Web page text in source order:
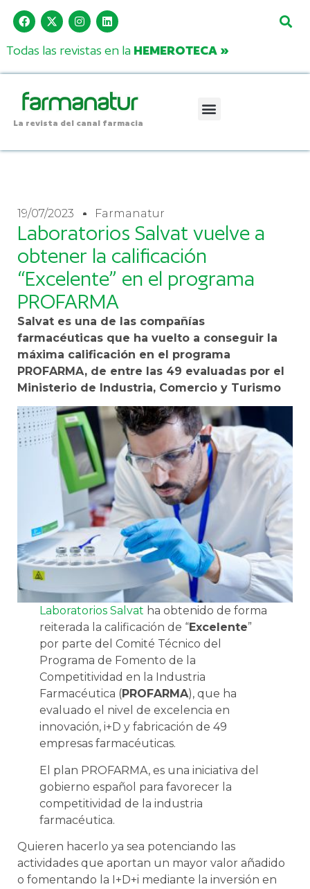
Todas las revistas en la HEMEROTECA »
La revista del canal farmacia
19/07/2023 Farmanatur
Laboratorios Salvat vuelve a
obtener la calificación
“Excelente” en el programa
PROFARMA
Salvat es una de las compañías
farmacéuticas que ha vuelto a conseguir la
máxima calificación en el programa
PROFARMA, de entre las 49 evaluadas por el
Ministerio de Industria, Comercio y Turismo
Laboratorios Salvat ha obtenido de forma
reiterada la calificación de “Excelente”
por parte del Comité Técnico del
Programa de Fomento de la
Competitividad en la Industria
Farmacéutica (PROFARMA), que ha
evaluado el nivel de excelencia en
innovación, i+D y fabricación de 49
empresas farmacéuticas.
El plan PROFARMA, es una iniciativa del
gobierno español para favorecer la
competitividad de la industria
farmacéutica.
Quieren hacerlo ya sea potenciando las
actividades que aportan un mayor valor añadido
o fomentando la I+D+i mediante la inversión en